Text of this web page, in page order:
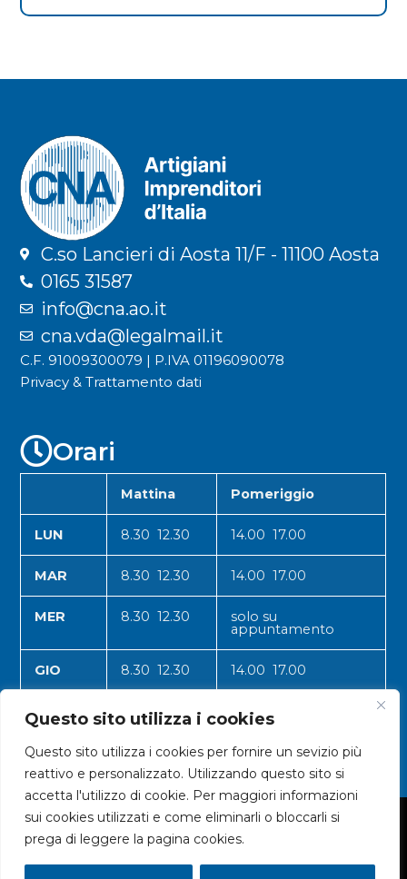
Questo sito utilizza i cookies
Questo sito utilizza i cookies per fornire un sevizio più
reattivo e personalizzato. Utilizzando questo sito si
accetta l'utilizzo di cookie. Per maggiori informazioni
sui cookies utilizzati e come eliminarli o bloccarli si
prega di leggere la pagina cookies.
C.so Lancieri di Aosta 11/F - 11100 Aosta
0165 31587
info@cna.ao.it
cna.vda@legalmail.it
C.F. 91009300079 | P.IVA 01196090078
Privacy & Trattamento dati
Orari
Mattina Pomeriggio
LUN 8.30 12.30 14.00 17.00
MAR 8.30 12.30 14.00 17.00
MER 8.30 12.30 solo su
appuntamento
GIO 8.30 12.30 14.00 17.00
VEN 8.30 12.30 14.00 17.00